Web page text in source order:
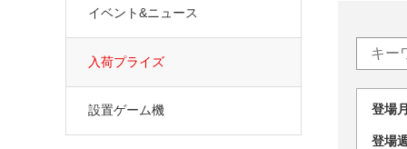
登
登
イベント&ニュース
入荷プライズ
設置ゲーム機